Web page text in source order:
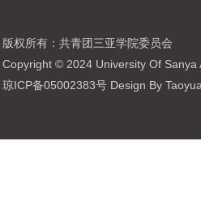
版权所有：共青团三亚学院委员会
Copyright © 2024 University Of Sanya
琼ICP备05002383号 Design By